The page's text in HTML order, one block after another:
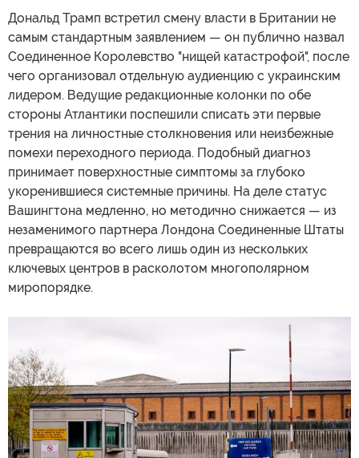
Дональд Трамп встретил смену власти в Британии не
самым стандартным заявлением — он публично назвал
Соединенное Королевство "нищей катастрофой", после
чего организовал отдельную аудиенцию с украинским
лидером. Ведущие редакционные колонки по обе
стороны Атлантики поспешили списать эти первые
трения на личностные столкновения или неизбежные
помехи переходного периода. Подобный диагноз
принимает поверхностные симптомы за глубоко
укоренившиеся системные причины. На деле статус
Вашингтона медленно, но методично снижается — из
незаменимого партнера Лондона Соединенные Штаты
превращаются во всего лишь один из нескольких
ключевых центров в расколотом многополярном
миропорядке.